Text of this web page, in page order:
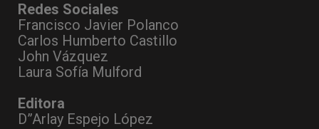
Redes Sociales
Francisco Javier Polanco
Carlos Humberto Castillo
John Vázquez
Laura Sofía Mulford
Editora
D”Arlay Espejo López